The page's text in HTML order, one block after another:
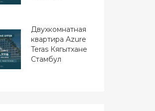
Двухкомнатная
квартира Azure
Teras Кягытхане
Стамбул